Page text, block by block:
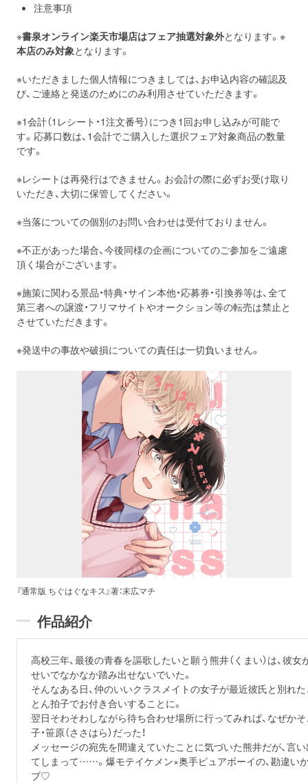
注意事項
※書泉オンライン楽天市場店はフェア抽選対象外となります。※
本店のみ対象となります。
※いただきました個人情報につきましては、お申込内容の確認及
び、ご連絡と発送のためにのみ利用させていただきます。
※1会計（1レシート・1注文番号）につき1回お申し込みが可能で
す。応募口数は、1会計でご購入した選択フェア対象商品の数量
です。
※レシートは再発行はできません。お会計の際に必ずお受け取り
いただき、大切に保管してください。
※当落についての個別のお問い合わせは受付ておりません。
※不正があった場合、今後同様の企画についてのご参加をご遠慮
頂く場合がございます。
※施策に関わる景品・特典・サイン本他・応募券・引換券等は、全て
第三者への譲渡・フリマサイトやオークション等の転売は禁止と
させていただきます。
※発送中の事故や破損についての責任は一切負いません。
『通常版 ちぐはぐなキス』著：末広マチ
作品紹介
高校三年、最後の青春を謳歌したいと願う熊井（くまい）は、彼
せいでなかなか踏み出せないでいた。
そんなある日、仲のいいクラスメイトの女子が最近彼氏と別れ
とん拍子でお付き合いすることに。
翌日そわそわしながら待ち合わせ場所に行ってみれば、なぜか
子・笹原（ささはら）だった！
メッセージの宛先を間違えていたことに気づいた熊井だが、言
てしまって……。爆モテイケメン×奥手ピュアボーイの、勘違いか
ブ♡